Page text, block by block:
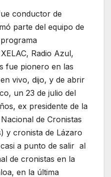
conductor de
parte del equipo de
Radio Azul,
fue pionero en las
vivo, dijo, y de abrir
un 23 de julio del
ex presidente de la
de Cronistas
y cronista de Lázaro
a punto de salir al
de cronistas en la
en la última